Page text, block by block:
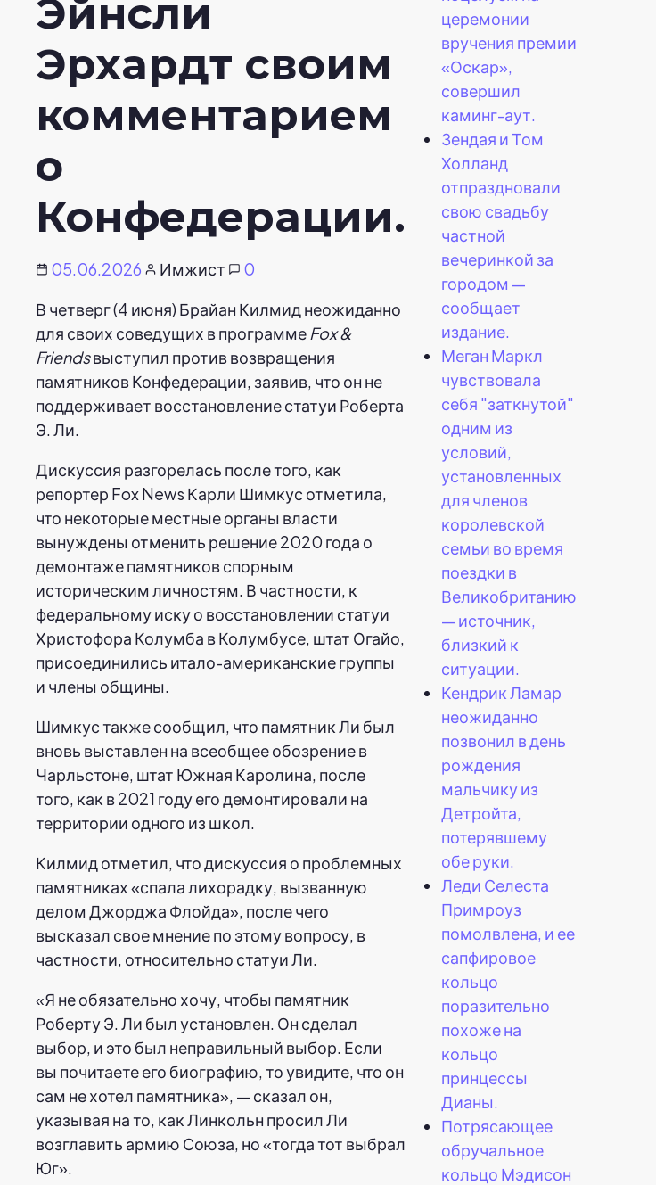
Эйнсли
Эрхардт своим
комментарием
о
Конфедерации.
05.06.2026 Имжист
0
В четверг (4 июня) Брайан Килмид неожиданно
для своих соведущих в программе Fox &
Friendsвыступил против возвращения
памятников Конфедерации, заявив, что он не
поддерживает восстановление статуи Роберта
Э. Ли.
Дискуссия разгорелась после того, как
репортер Fox News Карли Шимкус отметила,
что некоторые местные органы власти
вынуждены отменить решение 2020 года о
демонтаже памятников спорным
историческим личностям. В частности, к
федеральному иску о восстановлении статуи
Христофора Колумба в Колумбусе, штат Огайо,
присоединились итало-американские группы
и члены общины.
Шимкус также сообщил, что памятник Ли был
вновь выставлен на всеобщее обозрение в
Чарльстоне, штат Южная Каролина, после
того, как в 2021 году его демонтировали на
территории одного из школ.
Килмид отметил, что дискуссия о проблемных
памятниках «спала лихорадку, вызванную
делом Джорджа Флойда», после чего
высказал свое мнение по этому вопросу, в
частности, относительно статуи Ли.
«Я не обязательно хочу, чтобы памятник
Роберту Э. Ли был установлен. Он сделал
выбор, и это был неправильный выбор. Если
вы почитаете его биографию, то увидите, что он
сам не хотел памятника», — сказал он,
указывая на то, как Линкольн просил Ли
возглавить армию Союза, но «тогда тот выбрал
Юг».
церемонии
вручения премии
«Оскар»,
совершил
каминг-аут.
Зендая и Том
Холланд
отпраздновали
свою свадьбу
частной
вечеринкой за
городом —
сообщает
издание.
Меган Маркл
чувствовала
себя "заткнутой"
одним из
условий,
установленных
для членов
королевской
семьи во время
поездки в
Великобританию
— источник,
близкий к
ситуации.
Кендрик Ламар
неожиданно
позвонил в день
рождения
мальчику из
Детройта,
потерявшему
обе руки.
Леди Селеста
Примроуз
помолвлена, и ее
сапфировое
кольцо
поразительно
похоже на
кольцо
принцессы
Дианы.
Потрясающее
обручальное
кольцо Мэдисон